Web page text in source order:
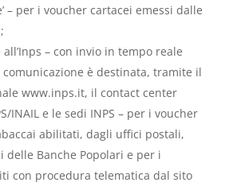
– per i voucher cartacei emessi dalle
– con invio in tempo reale
comunicazione è destinata, tramite il
www.inps.it, il contact center
INAIL e le sedi INPS – per i voucher
abilitati, dagli uffici postali,
delle Banche Popolari e per i
con procedura telematica dal sito